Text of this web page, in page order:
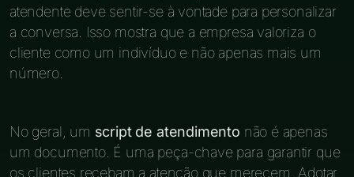
atendente deve sentir-se à vontade para personalizar
a conversa. Isso mostra que a empresa valoriza o
cliente como um indivíduo e não apenas mais um
número.
No geral, um script de atendimento não é apenas
um documento. É uma peça-chave para garantir que
os clientes recebam a atenção que merecem. Adotar